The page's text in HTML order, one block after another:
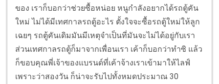
ของ เราก็บอกว่าช่วยซื้อหน่อย หนูกำลังอยากได้รถตู้คัน
ใหม่ ไม่ได้มีเทศกาลรถตู้อะไร ตั้งใจจะซื้อรถตู้ใหม่ให้ลูก
เฉยๆ รถตู้คันเดิมมันมีเหตุจำเป็นที่มันจะไม่ได้อยู่กับเรา
ส่วนเทศกาลรถตู้ก็มาจากเพื่อนเรา เค้าก็บอกว่าทำซิ แล้ว
ก็ขอบคุณพี่เจ้าของแบรนด์ที่เค้าจ้างเราเข้ามาให้ไลฟ์
เพราะว่าสองวัน ก็น่าจะรับไปทั้งหมดประมาณ 30